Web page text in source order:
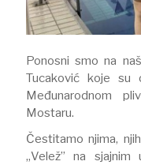
Ponosni smo na
Tucaković koje su
Međunarodnom
Mostaru.
Čestitamo njima,
„Velež” na